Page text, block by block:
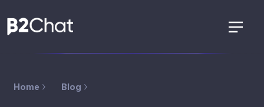
Home Blog